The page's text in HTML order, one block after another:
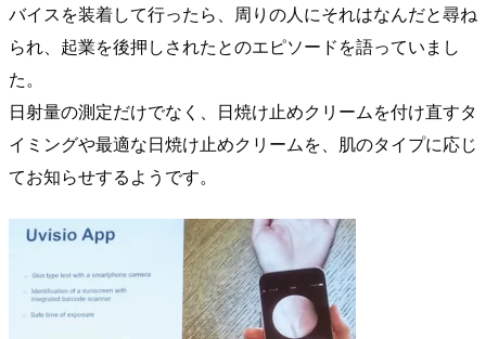
バイスを装着して行ったら、周りの人にそれはなんだと尋ね
られ、起業を後押しされたとのエピソードを語っていまし
た。
日射量の測定だけでなく、日焼け止めクリームを付け直すタ
イミングや最適な日焼け止めクリームを、肌のタイプに応じ
てお知らせするようです。